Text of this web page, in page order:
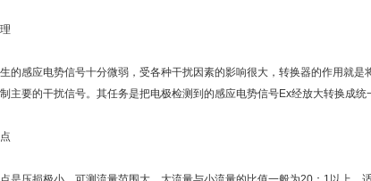
感应电势信号十分微弱，受各种干扰因素的影响很大，转换器的作用就是
主要的干扰信号。其任务是把电极检测到的感应电势信号Ex经放大转换成统